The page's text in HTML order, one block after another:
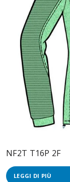
NF2T T16P 2F
LEGGI DI PIÙ